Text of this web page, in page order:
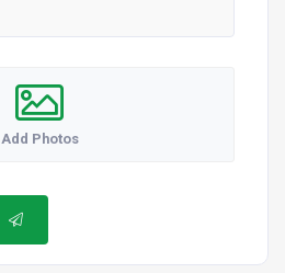
Add Photos